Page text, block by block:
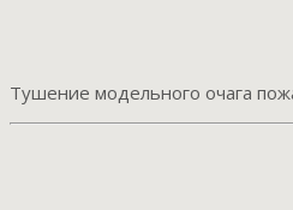
Тушение модельного очага